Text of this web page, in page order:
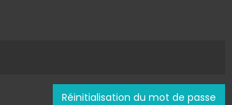
Réinitialisation du mot de passe